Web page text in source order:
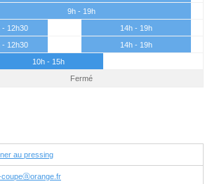
9h - 19h
- 12h30
14h - 19h
- 12h30
14h - 19h
10h - 15h
Fermé
au pressing
coupeⓐorange.fr